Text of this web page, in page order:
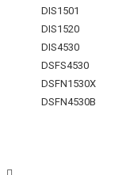
DIS1501
DIS1520
DIS4530
DSFS4530
DSFN1530X
DSFN4530B